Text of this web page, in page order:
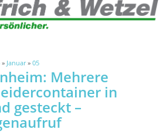
» Januar»05
Mehrere
in
gesteckt –